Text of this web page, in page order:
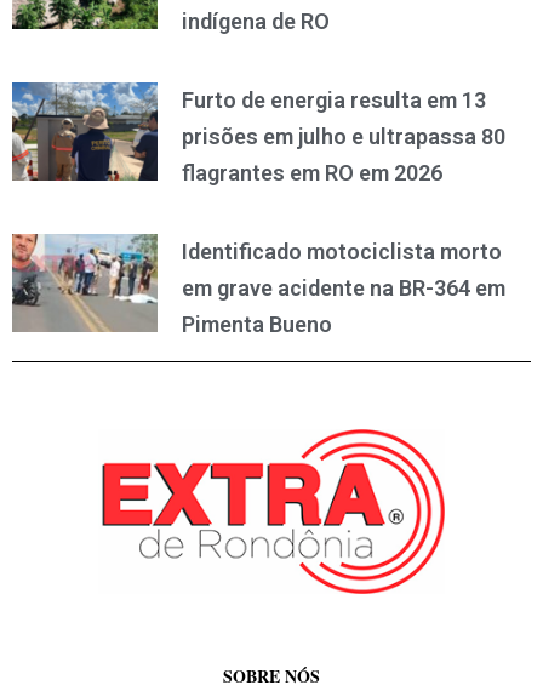
indígena de RO
Furto de energia resulta em 13
prisões em julho e ultrapassa 80
flagrantes em RO em 2026
Identificado motociclista morto
em grave acidente na BR-364 em
Pimenta Bueno
SOBRE NÓS